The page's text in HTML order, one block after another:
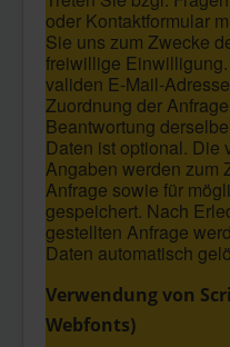
oder Kontaktformular
Sie uns zum Zwecke
freiwillige
validen E-Mail-
Zuordnung der
Beantwortung
Daten ist optional. Die
Angaben werden zum
Anfrage sowie für
gespeichert. Nach
gestellten Anfrage
Daten automatisch
Verwendung von
Webfonts)